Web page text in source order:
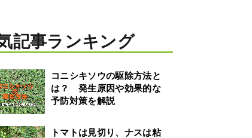
記事ランキング
コニシキソウの駆除方法と
は？ 発生原因や効果的な
予防対策を解説
トマトは見切り、ナスは粘